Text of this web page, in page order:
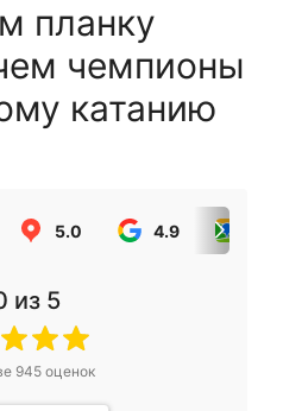
планку
чемпионы
катанию
5.0 4.9
из 5
945оценок